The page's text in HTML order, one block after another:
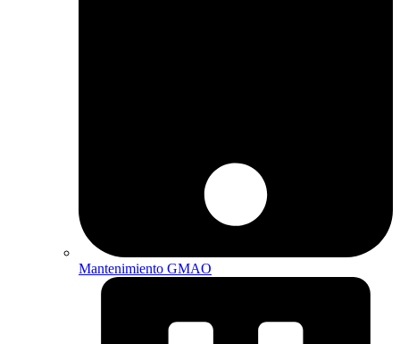
Mantenimiento GMAO